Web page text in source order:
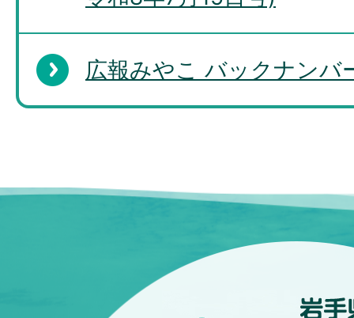
広報みやこ バックナンバ